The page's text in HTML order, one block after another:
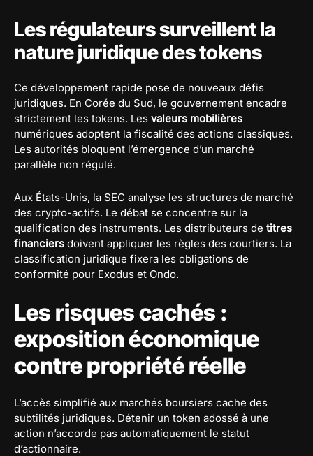
Les régulateurs surveillent la
nature juridique des tokens
Ce développement rapide pose de nouveaux défis
juridiques. En Corée du Sud, le gouvernement encadre
strictement les tokens. Les valeurs mobilières
numériques adoptent la fiscalité des actions classiques.
Les autorités bloquent l’émergence d’un marché
parallèle non régulé.
Aux États-Unis, la SEC analyse les structures de marché
des crypto-actifs. Le débat se concentre sur la
qualification des instruments. Les distributeurs de titres
financiers doivent appliquer les règles des courtiers. La
classification juridique fixera les obligations de
conformité pour Exodus et Ondo.
Les risques cachés :
exposition économique
contre propriété réelle
L’accès simplifié aux marchés boursiers cache des
subtilités juridiques. Détenir un token adossé à une
action n’accorde pas automatiquement le statut
d’actionnaire.